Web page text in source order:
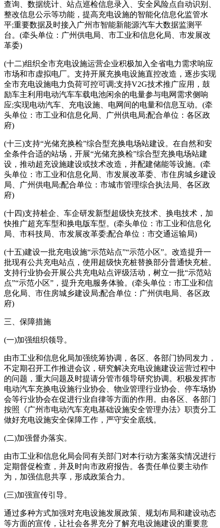
查询、数据统计、站点巡检信息录入、安全风险点自动识别、
整改信息公示等功能，提高充电设施的智能化信息化监管水
平;重要数据及时接入广州市智能新能源汽车大数据监测平
台。(牵头单位：广州供电局、市工业和信息化局、市发展改
革委)
(十二)组织全市充电设施运营企业积极加入全省电力需求响应
市场和市虚拟电厂。支持开展充换电设施直控改造，逐步实现
全市充电设施电力负荷可控可调;支持V2G技术推广应用，鼓
励车主利用电动汽车车载电池闲余的电量参与电网需求侧响
应;实现电动汽车、充电设施、电网间的电量和信息互动。(牵
头单位：市工业和信息化局、广州供电局;配合单位：各区政
府)
(十三)支持“光储充换检”综合型充换电场站建设。在自然和安
全条件合适的站场，开展“光储充换检”综合型充换电场站建
设，推动超充设施建设或技术改造，并配建储能等设施。(牵
头单位：市工业和信息化局、市发展改革委、市住房城乡建设
局、广州供电局;配合单位：市城市管理综合执法局、各区政
府)
(十四)支持桩企、车企研发新型超级快充技术、换电技术，加
快推广超充车型和换电版车型。(牵头单位：市工业和信息化
局、市科技局、市发展改革委;配合单位：市交通运输局)
(十五)建设一批充电设施“示范站点”“示范小区”。改造提升一
批现有公共充电站点，使用超级快充桩替换部分普通快充桩。
支持行业协会开展公共充电站点评级活动，树立一批“示范站
点”“示范小区”，提升充电服务体验。(牵头单位：市工业和信
息化局、市住房城乡建设局;配合单位：广州供电局、各区政
府)
三、保障措施
(一)加强组织领导。
由市工业和信息化局加强统筹协调，各区、各部门协同发力，
不定期召开工作推进会议，研究解决充电设施建设运营过程中
的问题，重大问题及时提请分管市领导研究协调。积极发挥市
电动汽车充换电设施行业协会、物业管理行业协会、停车场协
会等行业协会在促进行业自律等方面的作用。由各区、各部门
按照《广州市电动汽车充电基础设施安全管理办法》职责分工
做好充电设施安全保障工作，严守安全底线。
(二)加强督办落实。
由市工业和信息化局会同有关部门对本行动方案落实情况进行
定期督促检查，并及时向市政府报告。各责任单位要主动作
为，加强信息共享，形成政策合力。
(三)加强宣传引导。
通过多种方式加强对充电设施发展政策、规划布局和建设动态
等方面的宣传，让社会各界充分了解充电设施建设的重要意